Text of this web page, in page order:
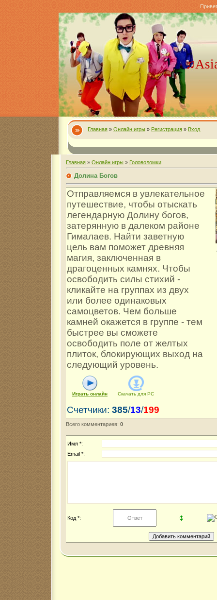
Главная » Онлайн игры » Регистрация » Вход
Главная » Онлайн игры » Головоломки
Долина Богов
Отправляемся в увлекательное
путешествие, чтобы отыскать
легендарную Долину богов,
затерянную в далеком районе
Гималаев. Найти заветную
цель вам поможет древняя
магия, заключенная в
драгоценных камнях. Чтобы
освободить силы стихий -
кликайте на группах из двух
или более одинаковых
самоцветов. Чем больше
камней окажется в группе - тем
быстрее вы сможете
освободить поле от желтых
плиток, блокирующих выход на
следующий уровень.
Играть онлайн Скачать для PC
Счетчики: 385/13/199
Всего комментариев: 0
Имя *:
Email *:
Код *: